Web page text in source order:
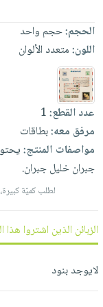
بالأسنان
الحمية
والتغذية
أدوات
المائدة
الأوعية
والتخزين
أدوات
المطبخ
مبيعاً
العودة
للمدارس
اكسسوارات
كتب
اكسسوارات
منزلية
اكسسوارات
ملابس
مطرزات
حقائب
عناية
بالذات
مجاني
بنود
مختارة
اشتراكات
كل
الاشتراكات
صندوق
القراءة
iKitab
حدود
بحث
متقدم
عن
الشركة
سياسة
الشركة
حسابك
لائحة
الحجم:حجم واحد
اللون:متعدد الألوان
عدد القطع:1
مرفق معه:بطاقات
مواصفات المنتج:
جبرانخليلجبران.
لطلب كميّة
الزبائن الذين اشتروا هذا
لايوجد بنود